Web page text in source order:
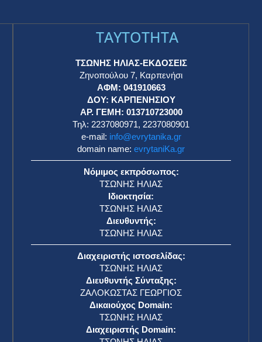
TAYTOTHTA
ΤΣΩΝΗΣ ΗΛΙΑΣ-ΕΚΔΟΣΕΙΣ
Ζηνοπούλου 7, Καρπενήσι
ΑΦΜ: 041910663
ΔΟΥ: ΚΑΡΠΕΝΗΣΙΟΥ
ΑΡ. ΓΕΜΗ: 013710723000
Τηλ: 2237080971, 2237080901
e-mail: info@evrytanika.gr
domain name: evrytaniKa.gr
Νόμιμος εκπρόσωπος:
ΤΣΩΝΗΣ ΗΛΙΑΣ
Ιδιοκτησία:
ΤΣΩΝΗΣ ΗΛΙΑΣ
Διευθυντής:
ΤΣΩΝΗΣ ΗΛΙΑΣ
Διαχειριστής ιστοσελίδας:
ΤΣΩΝΗΣ ΗΛΙΑΣ
Διευθυντής Σύνταξης:
ΖΑΛΟΚΩΣΤΑΣ ΓΕΩΡΓΙΟΣ
Δικαιούχος Domain:
ΤΣΩΝΗΣ ΗΛΙΑΣ
Διαχειριστής Domain: